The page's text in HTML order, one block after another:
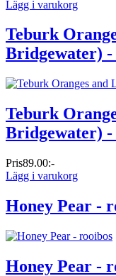
Lägg i varukorg
Teburk
Bridgewater) -
Teburk
Bridgewater) -
Pris89.00:-
Lägg i varukorg
Honey Pear -
Honey Pear -